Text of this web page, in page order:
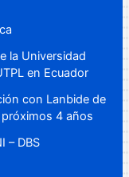
la Universidad
en Ecuador
con Lanbide de
4 años
– DBS